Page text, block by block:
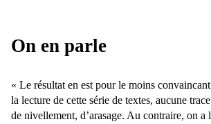
On en parle
« Le résultat en est pour le moins
la lecture de cette série de textes, aucune
de nivellement, d’arasage. Au contraire, on a